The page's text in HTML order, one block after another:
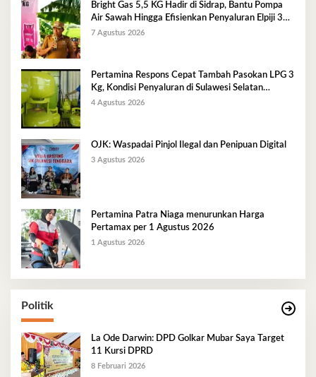
Bright Gas 5,5 KG Hadir di Sidrap, Bantu Pompa
Air Sawah Hingga Efisienkan Penyaluran Elpiji 3
Kg
7 Agustus 2026
Pertamina Respons Cepat Tambah Pasokan LPG 3
Kg, Kondisi Penyaluran di Sulawesi Selatan
Berlangsung Kondusif
4 Agustus 2026
OJK: Waspadai Pinjol Ilegal dan Penipuan Digital
3 Agustus 2026
Pertamina Patra Niaga menurunkan Harga
Pertamax per 1 Agustus 2026
1 Agustus 2026
Politik
La Ode Darwin: DPD Golkar Mubar Saya Target
11 Kursi DPRD
8 Februari 2026